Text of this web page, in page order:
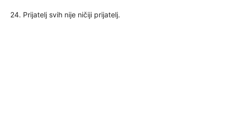
24. Prijatelj svih nije ničiji prijatelj.